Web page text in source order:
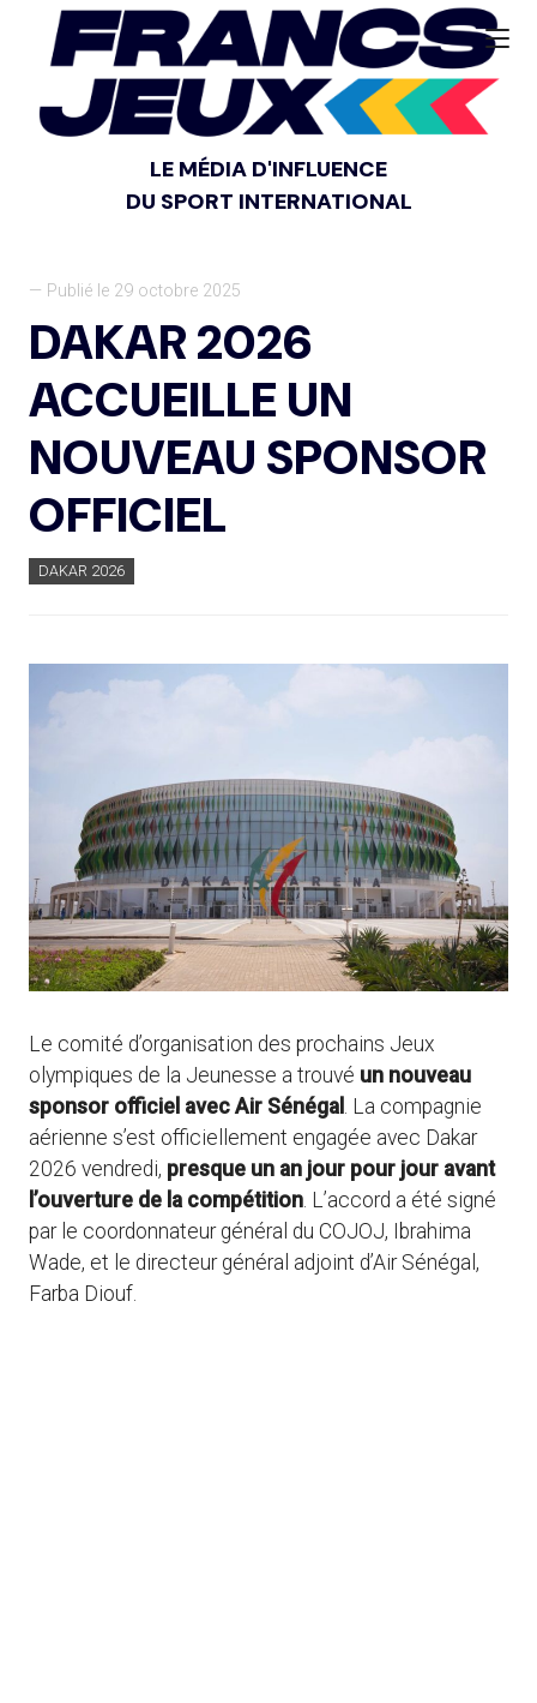
LE MÉDIA D'INFLUENCE
DU SPORT INTERNATIONAL
— Publié le 29 octobre 2025
DAKAR 2026
ACCUEILLE UN
NOUVEAU SPONSOR
OFFICIEL
DAKAR 2026
Le comité d’organisation des prochains Jeux
olympiques de la Jeunesse a trouvé un nouveau
sponsor officiel avec Air Sénégal . La compagnie
aérienne s’est officiellement engagée avec Dakar
2026 vendredi, presque un an jour pour jour avant
l’ouverture de la compétition. L’accord a été signé
par le coordonnateur général du COJOJ, Ibrahima
Wade, et le directeur général adjoint d’Air Sénégal,
Farba Diouf.